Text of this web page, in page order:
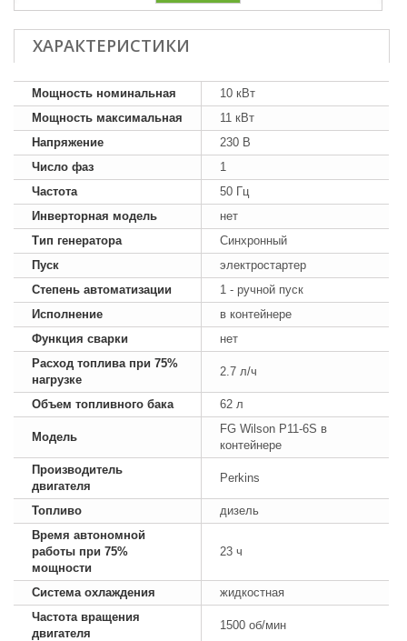
ХАРАКТЕРИСТИКИ
Мощность номинальная
10 кВт
Мощность максимальная
11 кВт
Напряжение
230 В
Число фаз
1
Частота
50 Гц
Инверторная модель
нет
Тип генератора
Синхронный
Пуск
электростартер
Степень автоматизации
1 - ручной пуск
Исполнение
в контейнере
Функция сварки
нет
Расход топлива при 75%
нагрузке
2.7 л/ч
Объем топливного бака 62 л
Модель
FG Wilson P11-6S в
контейнере
Производитель
двигателя
Perkins
Топливо
дизель
Время автономной
работы при 75%
мощности
23 ч
Система охлаждения
жидкостная
Частота вращения
двигателя
1500 об/мин